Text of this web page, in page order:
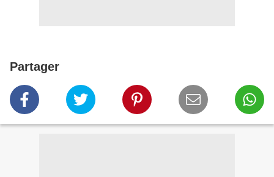
Partager